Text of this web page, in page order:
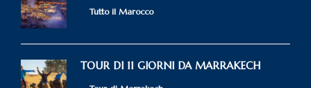
Tutto il Marocco
TOUR DI 11 GIORNI DA MARRAKECH